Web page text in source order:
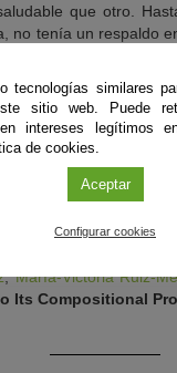
que otro.
no tenía un respaldo
respaldo, dado
de las principales
).
tiene como
a los productores
que cumplan
sobre la
,María-Victoria Ruiz-
Its Compositional
tecnologías similares
sitio web. Puede
intereses legítimos
de cookies.
Aceptar
Configurar cookies